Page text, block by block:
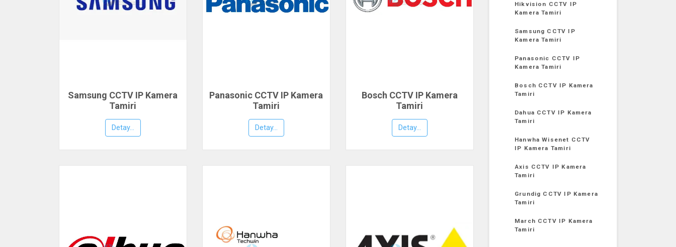
Samsung CCTV IP Kamera
Tamiri
Detay...
Panasonic CCTV IP Kamera
Tamiri
Detay...
Bosch CCTV IP Kamera
Tamiri
Detay...
Hikvision CCTV IP
Kamera Tamiri
Samsung CCTV IP
Kamera Tamiri
Panasonic CCTV IP
Kamera Tamiri
Bosch CCTV IP Kamera
Tamiri
Dahua CCTV IP Kamera
Tamiri
Hanwha Wisenet CCTV
IP Kamera Tamiri
Axis CCTV IP Kamera
Tamiri
Grundig CCTV IP Kamera
Tamiri
March CCTV IP Kamera
Tamiri